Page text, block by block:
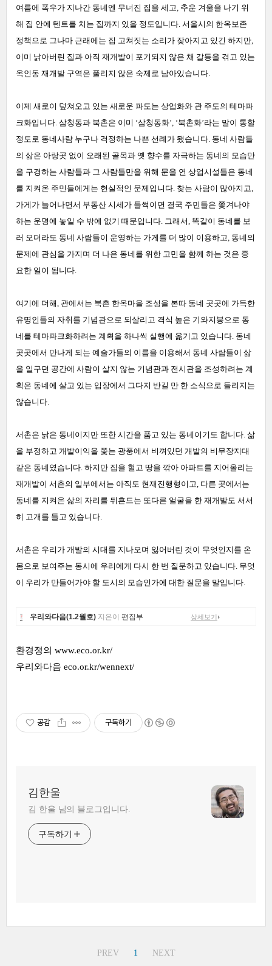
여름에 폭우가 지나간 동네엔 무너진 집을 세고, 추운 겨울을 나기 위
해 집 안에 텐트를 치는 집까지 있을 정도입니다. 서울시의 한옥보존
정책으로 그나마 근래에는 집 고쳐짓는 소리가 잦아지고 있긴 하지만,
이미 낡아버린 집과 아직 재개발이 포기되지 않은 채 갈등을 겪고 있는
옥인동 재개발 구역은 풀리지 않은 숙제로 남아있습니다.
이제 새로이 덮쳐오고 있는 새로운 파도는 상업화와 관 주도의 테마파
크화입니다. 삼청동과 북촌은 이미 ‘삼청동화’, ‘북촌화’라는 말이 통할
정도로 동네사람 누구나 걱정하는 나쁜 선례가 됐습니다. 동네 사람들
의 삶은 아랑곳 없이 오래된 골목과 옛 향수를 자극하는 동네의 모습만
을 구경하는 사람들과 그 사람들만을 위해 문을 연 상업시설들은 동네
를 지켜온 주민들에게는 현실적인 문제입니다. 찾는 사람이 많아지고,
가게가 늘어나면서 부동산 시세가 들썩이면 결국 주민들은 쫓겨나야
하는 운명에 놓일 수 밖에 없기 때문입니다. 그래서, 똑같이 동네를 보
러 오더라도 동네 사람들이 운영하는 가게를 더 많이 이용하고, 동네의
문제에 관심을 가지며 더 나은 동네를 위한 고민을 함께 하는 것은 중
요한 일이 됩니다.
여기에 더해, 관에서는 북촌 한옥마을 조성을 본따 동네 곳곳에 가득한
유명인들의 자취를 기념관으로 되살리고 격식 높은 기와지붕으로 동
네를 테마파크화하려는 계획을 하나씩 실행에 옮기고 있습니다. 동네
곳곳에서 만나게 되는 예술가들의 이름을 이용해서 동네 사람들이 삶
을 일구던 공간에 사람이 살지 않는 기념관과 전시관을 조성하려는 계
획은 동네에 살고 있는 입장에서 그다지 반길 만 한 소식으로 들리지는
않습니다.
서촌은 낡은 동네이지만 또한 시간을 품고 있는 동네이기도 합니다. 삶
을 부정하고 개발이익을 쫓는 광풍에서 비껴있던 개발의 비무장지대
같은 동네였습니다. 하지만 집을 헐고 땅을 깎아 아파트를 지어올리는
재개발이 서촌의 일부에서는 아직도 현재진행형이고, 다른 곳에서는
동네를 지켜온 삶의 자리를 뒤흔드는 또다른 얼굴을 한 재개발도 서서
히 고개를 들고 있습니다.
서촌은 우리가 개발의 시대를 지나오며 잃어버린 것이 무엇인지를 온
몸으로 보여주는 동시에 우리에게 다시 한 번 질문하고 있습니다. 무엇
이 우리가 만들어가야 할 도시의 모습인가에 대한 질문을 말입니다.
우리와다음(1.2월호) 지은이 편집부 상세보기
환경정의 www.eco.or.kr/
우리와다음 eco.or.kr/wennext/
공감 구독하기
김한울
김 한울 님의 블로그입니다.
구독하기
PREV 1 NEXT